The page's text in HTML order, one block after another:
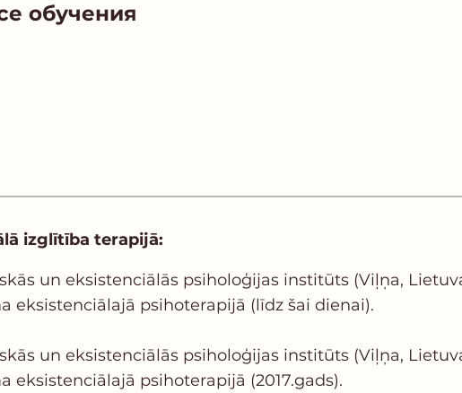
обучения
izglītība terapijā:
un eksistenciālās psiholoģijas institūts (Viļņa,
eksistenciālajā psihoterapijā (līdz šai dienai).
un eksistenciālās psiholoģijas institūts (Viļņa,
eksistenciālajā psihoterapijā (2017.gads).